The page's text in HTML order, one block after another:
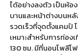
ได้อย่างลงตัว เป็นห้อ
บานและหน้าต่างบนห
รวดเร็วที่จุดตั้งแคมป์
เหมาะสำหรับการท่อ
130 ซม. มีที่นอนโพลีโ